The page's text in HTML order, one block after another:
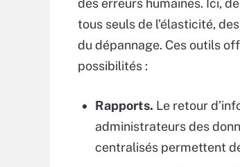
des erreurs humaines. Ici,
tous seuls de l’élasticité,
du dépannage. Ces outils
possibilités :
Rapports. Le retour
administrateurs des
centralisés permettent